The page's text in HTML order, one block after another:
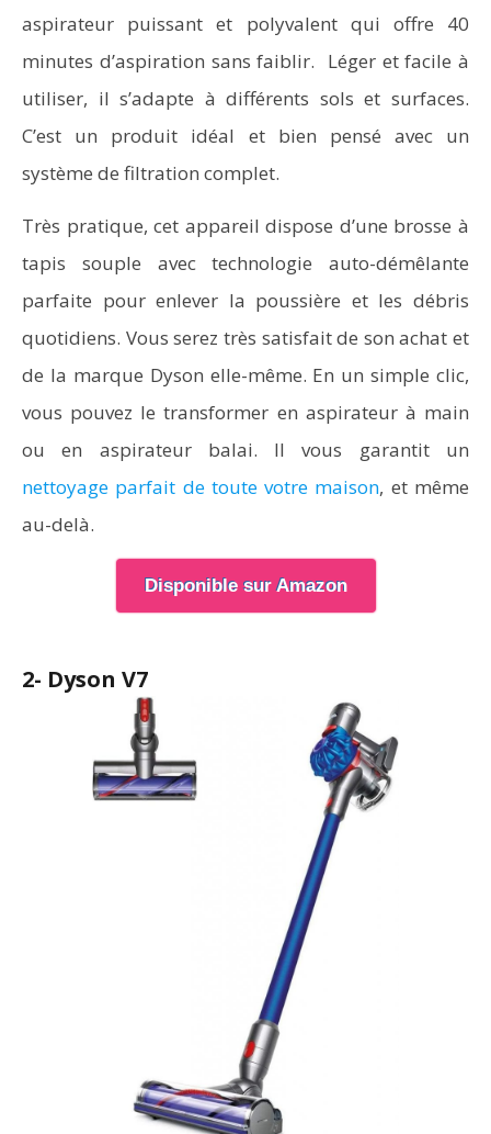
aspirateur puissant et polyvalent qui offre 40
minutes d’aspiration sans faiblir. Léger et facile à
utiliser, il s’adapte à différents sols et surfaces.
C’est un produit idéal et bien pensé avec un
système de filtration complet.
Très pratique, cet appareil dispose d’une brosse à
tapis souple avec technologie auto-démêlante
parfaite pour enlever la poussière et les débris
quotidiens. Vous serez très satisfait de son achat et
de la marque Dyson elle-même. En un simple clic,
vous pouvez le transformer en aspirateur à main
ou en aspirateur balai. Il vous garantit un
nettoyage parfait de toute votre maison, et même
au-delà.
Disponible sur Amazon
2- Dyson V7